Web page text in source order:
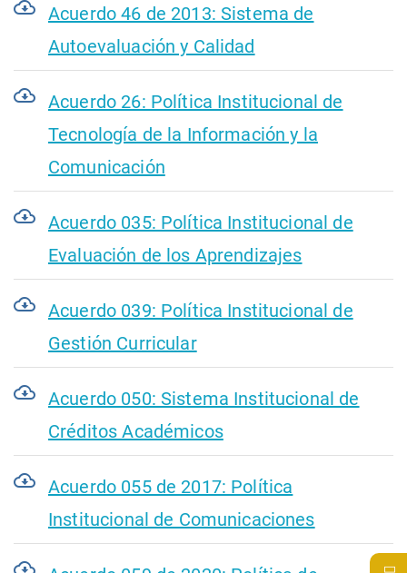
Acuerdo 46 de 2013: Sistema de
Autoevaluación y Calidad
Acuerdo 26: Política Institucional de
Tecnología de la Información y la
Comunicación
Acuerdo 035: Política Institucional de
Evaluación de los Aprendizajes
Acuerdo 039: Política Institucional de
Gestión Curricular
Acuerdo 050: Sistema Institucional de
Créditos Académicos
Acuerdo 055 de 2017: Política
Institucional de Comunicaciones